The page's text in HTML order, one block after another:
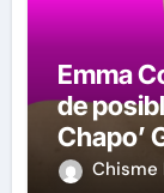
Emma
de
Chapo’
crucial
Chisme